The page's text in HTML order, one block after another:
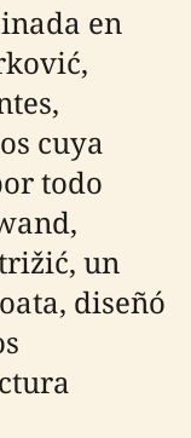
en
cuya
todo
un
diseñó